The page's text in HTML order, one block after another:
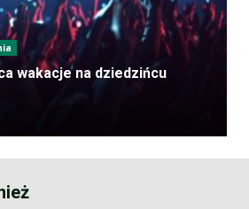
wakacje na dziedzińcu